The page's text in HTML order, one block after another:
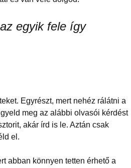
egyik fele így
Egyrészt, mert nehéz rálátni a
meg az alábbi olvasói kérdést
akár írd is le. Aztán csak
el.
abban könnyen tetten érhető a